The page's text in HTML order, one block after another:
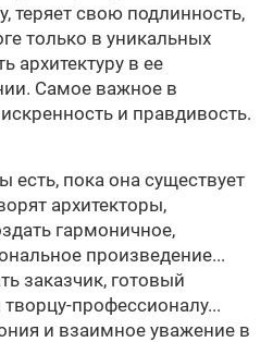
теряет свою подлинность,
только в уникальных
архитектуру в ее
Самое важное в
и правдивость.
есть, пока она существует
архитекторы,
гармоничное,
произведение...
заказчик, готовый
профессионалу...
и взаимное уважение в